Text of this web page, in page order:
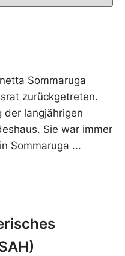
Sommaruga
zurückgetreten.
der langjährigen
Sie war immer
Sommaruga